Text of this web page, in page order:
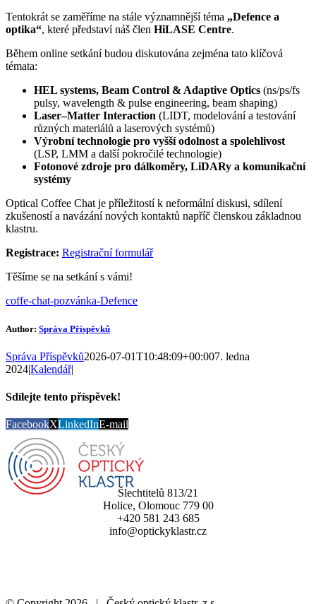
Tentokrát se zaměříme na stále významnější téma „Defence a
optika“, které představí náš člen HiLASE Centre.
Během online setkání budou diskutována zejména tato klíčová
témata:
HEL systems, Beam Control & Adaptive Optics (ns/ps/fs
pulsy, wavelength & pulse engineering, beam shaping)
Laser–Matter Interaction (LIDT, modelování a testování
různých materiálů a laserových systémů)
Výrobní technologie pro vyšší odolnost a spolehlivost
(LSP, LMM a další pokročilé technologie)
Fotonové zdroje pro dálkoměry, LiDARy a komunikační
systémy
Optical Coffee Chat je příležitostí k neformální diskusi, sdílení
zkušeností a navázání nových kontaktů napříč členskou základnou
klastru.
Registrace: Registrační formulář
Těšíme se na setkání s vámi!
coffe-chat-pozvánka-Defence
Author: Správa Příspěvků
Správa Příspěvků2026-07-01T10:48:09+00:007. ledna
2024|Kalendář|
Sdílejte tento příspěvek!
FacebookXLinkedInE-mail
Šlechtitelů 813/21
Holice, Olomouc 779 00
+420 581 243 685
info@optickyklastr.cz